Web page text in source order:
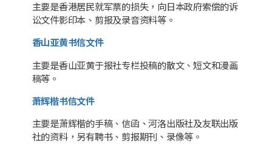
主要是香港居民就军票的损失，向日本政府索偿的诉
讼文件影印本、剪报及录音资料等。
香山亚黄书信文件
主要是香山亚黄于报社专栏投稿的散文、短文和漫画
稿等。
萧辉楷书信文件
主要是萧辉楷的手稿、信函、河洛出版社及友联出版
社的资料，另有聘书、剪报期刊、录像等。